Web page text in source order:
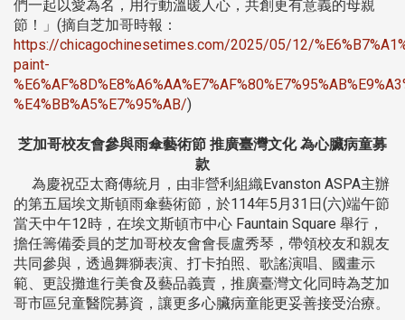
們一起以愛為名，用行動溫暖人心，共創更有意義的母親
節！」(摘自芝加哥時報：
https://chicagochinesetimes.com/2025/05/12/
paint-
%E4%BB%A5%E7%95%AB/)
芝加哥校友會參與雨傘藝術節 推廣臺灣文化 為心臟病童募
款
為慶祝亞太裔傳統月，由非營利組織Evanston ASPA主辦
的第五屆埃文斯頓雨傘藝術節，於114年5月31日(六)端午節
當天中午12時，在埃文斯頓市中心 Fauntain Square 舉行，
擔任籌備委員的芝加哥校友會會長盧秀琴，帶領校友和親友
共同參與，透過舞獅表演、打卡拍照、歌謠演唱、國畫示
範、更設攤進行美食及藝品義賣，推廣臺灣文化同時為芝加
哥市區兒童醫院募資，讓更多心臟病童能更妥善接受治療。